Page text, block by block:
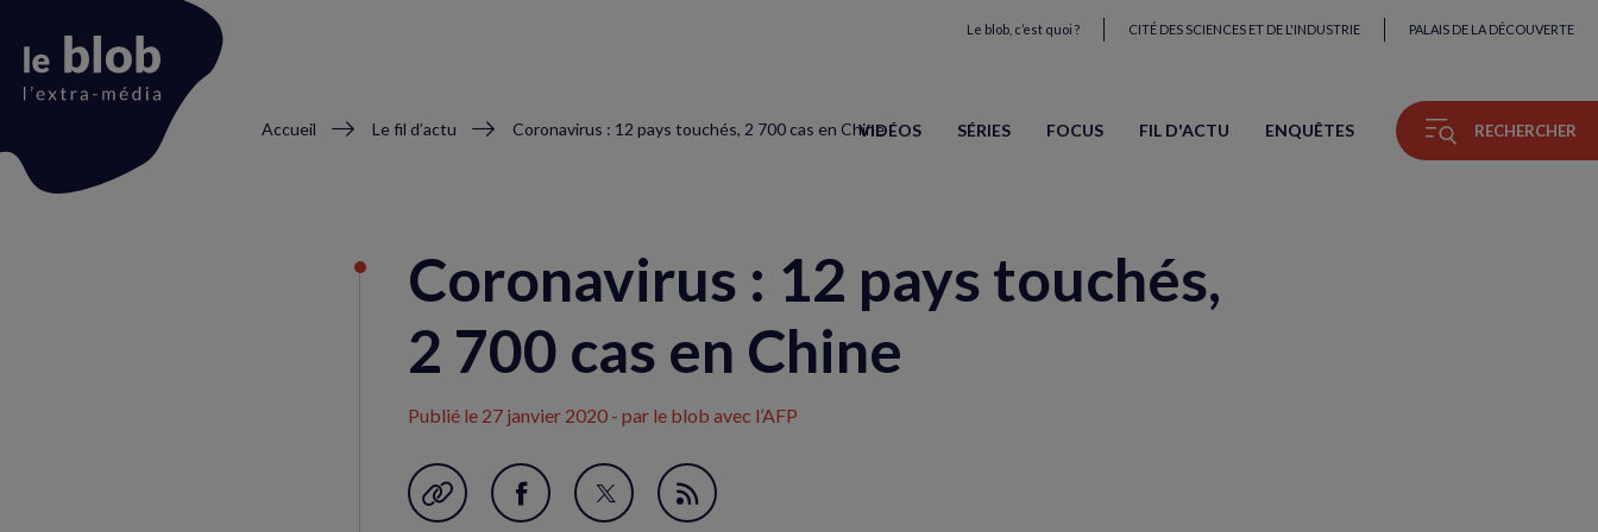
Le blob, c’est quoi ? CITÉ DES SCIENCES ET DE L'INDUSTRIE PALAIS DE LA DÉCOUVERTE
VIDÉOS SÉRIES FOCUS FIL D'ACTU ENQUÊTES RECHERCHER
Fil
Accueil Le fil d’actu Coronavirus : 12 pays touchés, 2 700 cas en Chine
Coronavirus : 12 pays touchés,
2 700 cas en Chine
Publié le 27 janvier 2020 - par le blob avec l’AFP
Garder en favori
Partager
Partager
Flux